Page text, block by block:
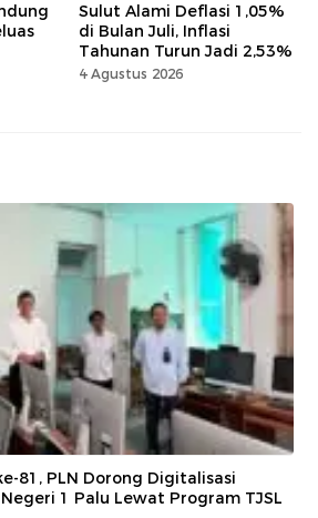
Sulut Alami Deflasi 1,05%
di Bulan Juli, Inflasi
Tahunan Turun Jadi 2,53%
4 Agustus 2026
81, PLN Dorong Digitalisasi
1 Palu Lewat Program TJSL